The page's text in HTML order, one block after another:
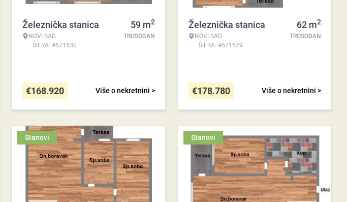
Železnička stanica
NOVI SAD
ŠIFRA: #571530
59 m2
TROSOBAN
Više o nekretnini >
€168.920
Železnička stanica
NOVI SAD
ŠIFRA: #571529
62 m2
TROSOBAN
Više o nekretnini >
€178.780
Stanovi Stanovi